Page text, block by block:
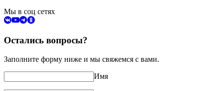
Мы в соц сетях
Остались вопросы?
Заполните форму ниже и мы свяжемся с вами.
Имя